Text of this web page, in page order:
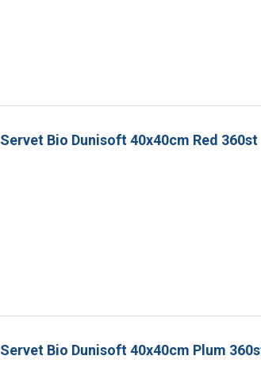
Servet Bio Dunisoft 40x40cm Red 360st
Servet Bio Dunisoft 40x40cm Plum